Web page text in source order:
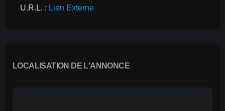
U.R.L. : Lien Externe
LOCALISATION DE L'ANNONCE